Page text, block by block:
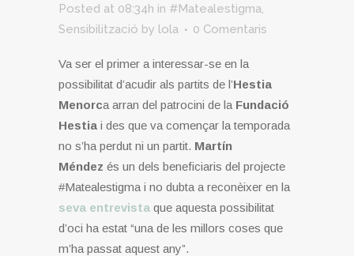
Posted at 08:34h in #Matealestigma,
Sensibilització by lola 0 Comentaris
Va ser el primer a interessar-se en la
possibilitat d’acudir als partits de l’Hestia
Menorca arran del patrocini de la Fundació
Hestia i des que va començar la temporada
no s’ha perdut ni un partit. Martín
Méndez és un dels beneficiaris del projecte
#Matealestigma i no dubta a reconèixer en la
seva entrevista que aquesta possibilitat
d’oci ha estat “una de les millors coses que
m’ha passat aquest any”.